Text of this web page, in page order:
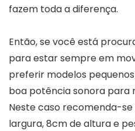
fazem toda a diferença.
Então, se você está
para estar sempre em
preferir modelos
boa potência sonora para
Neste caso recomenda-
largura, 8cm de altura e